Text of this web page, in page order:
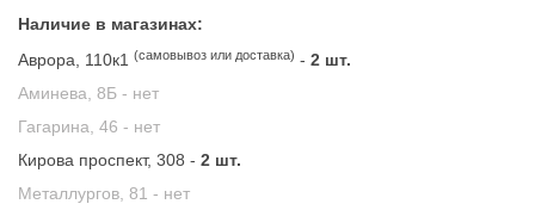
Наличие в магазинах:
Аврора, 110к1 (самовывоз или доставка) - 2 шт.
Аминева, 8Б - нет
Гагарина, 46 - нет
Кирова проспект, 308 - 2 шт.
Металлургов, 81 - нет